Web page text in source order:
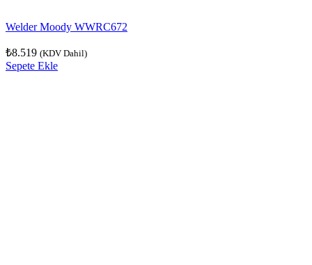
Welder Moody WWRC672
₺8.519 (KDV Dahil)
Sepete Ekle